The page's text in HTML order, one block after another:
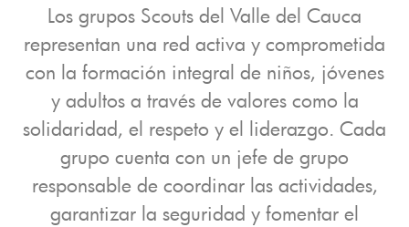
Los grupos Scouts del Valle del Cauca
representan una red activa y comprometida
con la formación integral de niños, jóvenes
y adultos a través de valores como la
solidaridad, el respeto y el liderazgo. Cada
grupo cuenta con un jefe de grupo
responsable de coordinar las actividades,
garantizar la seguridad y fomentar el